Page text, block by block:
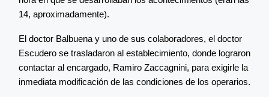
14, aproximadamente).
El doctor Balbuena y uno de sus colaboradores, el doctor
Escudero se trasladaron al establecimiento, donde lograron
contactar al encargado, Ramiro Zaccagnini, para exigirle la
inmediata modificación de las condiciones de los operarios.